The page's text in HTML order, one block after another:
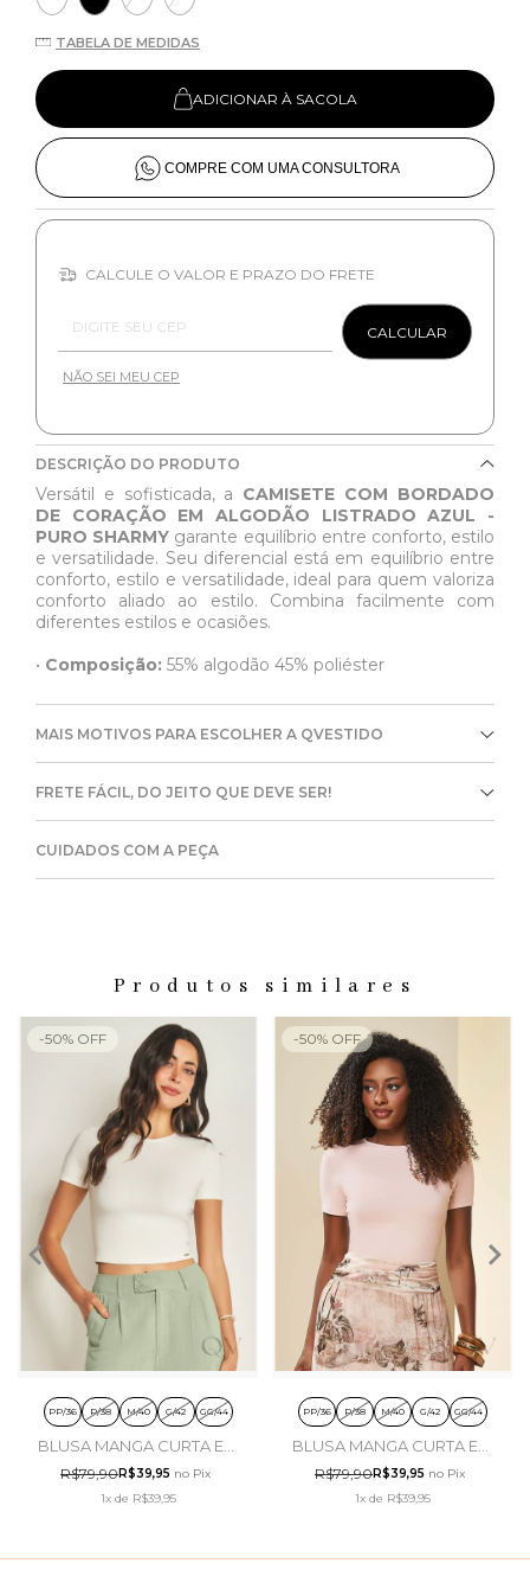
TABELA DE MEDIDAS
ADICIONAR À SACOLA
COMPRE COM UMA CONSULTORA
CALCULE O VALOR E PRAZO DO FRETE
CALCULAR
NÃO SEI MEU CEP
DESCRIÇÃO DO PRODUTO
Versátil e sofisticada, a CAMISETE COM BORDADO
DE CORAÇÃO EM ALGODÃO LISTRADO AZUL -
PURO SHARMY garante equilíbrio entre conforto, estilo
e versatilidade. Seu diferencial está em equilíbrio entre
conforto, estilo e versatilidade, ideal para quem valoriza
conforto aliado ao estilo. Combina facilmente com
diferentes estilos e ocasiões.
• Composição: 55% algodão 45% poliéster
MAIS MOTIVOS PARA ESCOLHER A QVESTIDO
FRETE FÁCIL, DO JEITO QUE DEVE SER!
CUIDADOS COM A PEÇA
Produtos similares
PP/36 P/38 M/40 G/42 GG/44
BLUSA MANGA CURTA EM
MALHA DE ALGODÃO
BRANCO - DOCE TRAMA
R$79,90R$39,95 no Pix
1xde R$39,95
-50% OFF
PP/36 P/38 M/40 G/42 GG/44
BLUSA MANGA CURTA EM
MALHA DE ALGODÃO
ROSA PÓ - DOCE TRAMA
R$79,90R$39,95 no Pix
1xde R$39,95
-50% OFF